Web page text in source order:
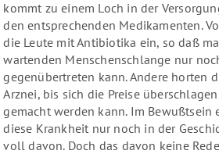
kommt zu einem Loch in der
den entsprechenden Medikamenten.
die Leute mit Antibiotika ein, so daß
wartenden Menschenschlange nur
gegenübertreten kann. Andere horten
Arznei, bis sich die Preise
gemacht werden kann. Im Bewußtsein
diese Krankheit nur noch in der
voll davon. Doch das davon keine